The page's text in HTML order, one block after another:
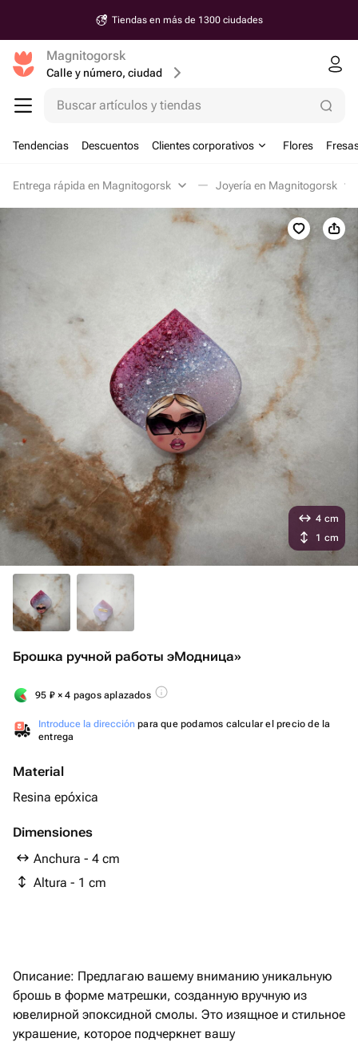
Tiendas en más de 1300 ciudades
Magnitogorsk
Calle y número, ciudad
Buscar artículos y tiendas
Tendencias Descuentos Clientes corporativos Flores
Entrega rápida en Magnitogorsk Joyería en Magnitogorsk
Брошка ручной работы эМодница»
95 ₽× 4 pagos aplazados
Introduce la dirección para que podamos calcular el precio de la
entrega
Material
Resina epóxica
Dimensiones
Anchura - 4 cm
Altura - 1 cm
4 cm
1 cm
Описание: Предлагаю вашему вниманию уникальную
брошь в форме матрешки, созданную вручную из
ювелирной эпоксидной смолы. Это изящное и стильное
украшение, которое подчеркнет вашу